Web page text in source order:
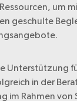
um
geschulte
Unterstützung
in der
im Rahmen von